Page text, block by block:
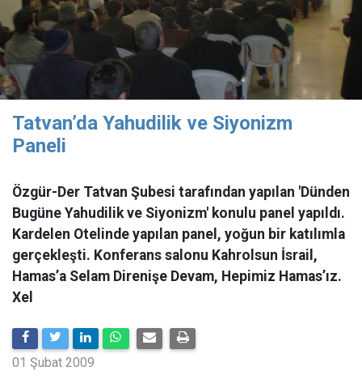
Tatvan’da Yahudilik ve Siyonizm
Paneli
Özgür-Der Tatvan Şubesi tarafından yapılan 'Dünden
Bugüne Yahudilik ve Siyonizm' konulu panel yapıldı.
Kardelen Otelinde yapılan panel, yoğun bir katılımla
gerçekleşti. Konferans salonu Kahrolsun İsrail,
Hamas’a Selam Direnişe Devam, Hepimiz Hamas’ız.
Xel
01 Şubat 2009